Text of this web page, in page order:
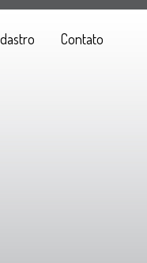
Contato